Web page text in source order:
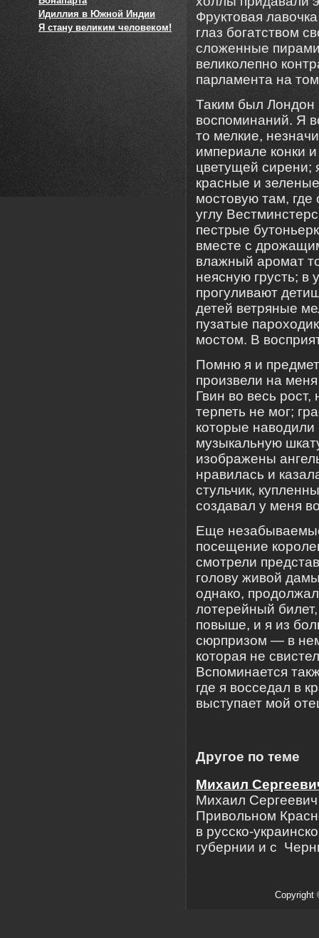
Идиллия в Южной Индии
Я стану великим человеком!
Фруктовая
глаз богатством
сложенные
великолепно
парламента на
Таким был Лондон
воспоминаний. Я
то мелкие,
империале конки
цветущей
красные и
мостовую там, где
углу
пестрые
вместе с
влажный аромат
неясную грусть;
прогуливают
детей ветряные
пузатые
мостом. В
Помню я и
произвели на
Гвин во весь
терпеть не мог;
которые
музыкальную
изображены
нравилась и
стульчик,
создавал у меня
Еще
посещение
смотрели
голову живой
однако,
лотерейный
повыше, и я из
сюрпризом — в
которая не
Вспоминается
где я восседал в
выступает мой
Другое по теме
Михаил
Михаил Сергеевич
Привольном
в русско-
губернии и с
Copyright